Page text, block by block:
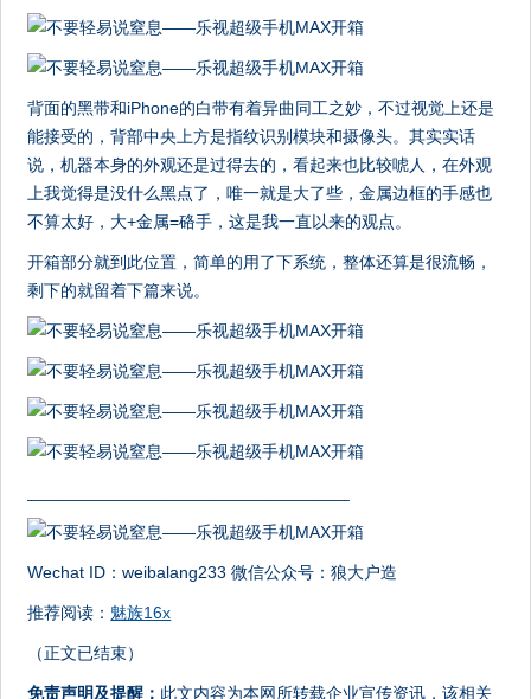
背面的黑带和iPhone的白带有着异曲同工之妙，不过视觉上还是
能接受的，背部中央上方是指纹识别模块和摄像头。其实实话
说，机器本身的外观还是过得去的，看起来也比较唬人，在外观
上我觉得是没什么黑点了，唯一就是大了些，金属边框的手感也
不算太好，大+金属=硌手，这是我一直以来的观点。
开箱部分就到此位置，简单的用了下系统，整体还算是很流畅，
剩下的就留着下篇来说。
Wechat ID：weibalang233 微信公众号：狼大户造
推荐阅读： 魅族16x
（正文已结束）
免责声明及提醒： 此文内容为本网所转载企业宣传资讯，该相关